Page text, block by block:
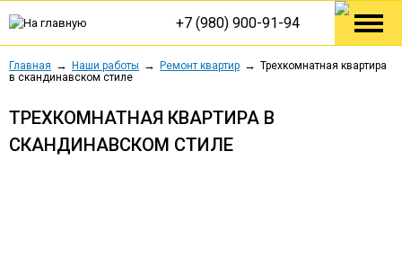
+7 (980) 900-91-94
Главная Наши работы Ремонт квартир
Трехкомнатная квартира
в скандинавском стиле
ТРЕХКОМНАТНАЯ КВАРТИРА В
СКАНДИНАВСКОМ СТИЛЕ